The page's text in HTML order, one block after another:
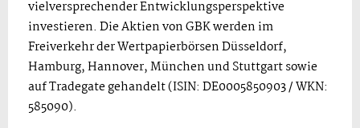
vielversprechender Entwicklungsperspektive
investieren. Die Aktien von GBK werden im
Freiverkehr der Wertpapierbörsen Düsseldorf,
Hamburg, Hannover, München und Stuttgart sowie
auf Tradegate gehandelt (ISIN: DE0005850903 / WKN:
585090).